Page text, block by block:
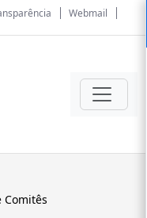
Webmail
Comitês